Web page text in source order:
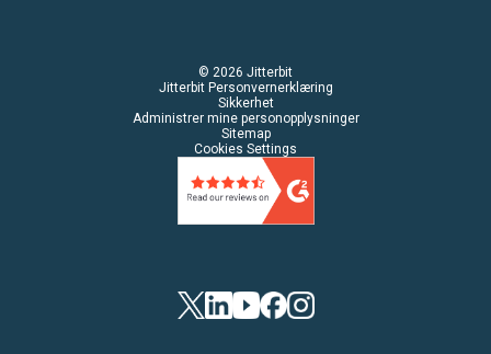
© 2026 Jitterbit
Jitterbit Personvernerklæring
Sikkerhet
Administrer mine personopplysninger
Sitemap
Cookies Settings
TwitterLinkedIn
YouTubeFacebook
Instagram